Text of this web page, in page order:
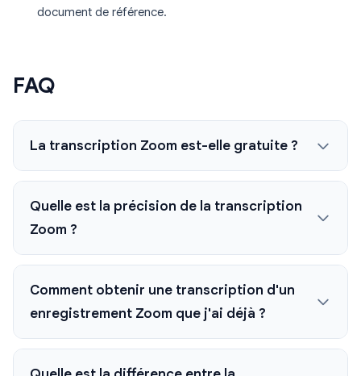
document de référence.
FAQ
La transcription Zoom est-elle gratuite ?
Quelle est la précision de la transcription
Zoom ?
Comment obtenir une transcription d'un
enregistrement Zoom que j'ai déjà ?